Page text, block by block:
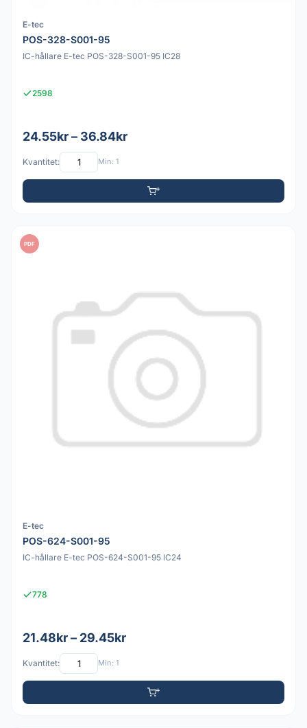
E-tec
POS-328-S001-95
IC-hållare E-tec POS-328-S001-95 IC28
2598
24.55kr – 36.84kr
Kvantitet: Min: 1
PDF
E-tec
POS-624-S001-95
IC-hållare E-tec POS-624-S001-95 IC24
778
21.48kr – 29.45kr
Kvantitet: Min: 1